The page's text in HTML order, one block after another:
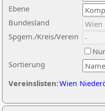
Ebene
Sortierung
Bundesland
Spgem./Kreis/Verein
Vereinslisten:Wien